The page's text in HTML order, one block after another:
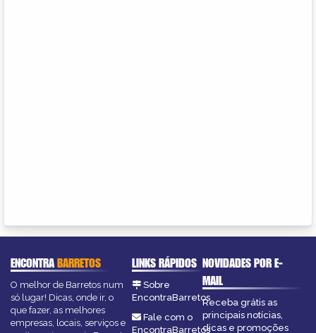
ENCONTRABARRETOS
O melhor de Barretos num
só lugar! Dicas, onde ir, o
que fazer, as melhores
empresas, locais, serviços e
LINKS RÁPIDOS
Sobre
EncontraBarretos
Fale com o
EncontraBarretos
NOVIDADES POR E-
MAIL
Receba grátis as
principais notícias,
dicas e promoções